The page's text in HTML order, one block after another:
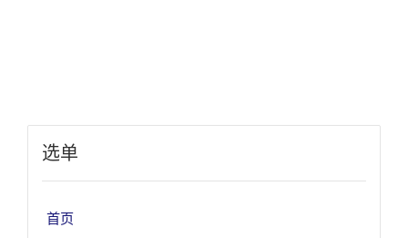
选单
首页